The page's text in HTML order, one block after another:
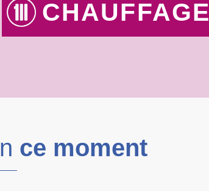
CHAUFFAGE
ce moment